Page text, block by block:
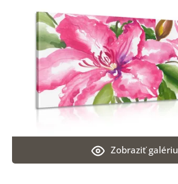
Zobraziť galériu